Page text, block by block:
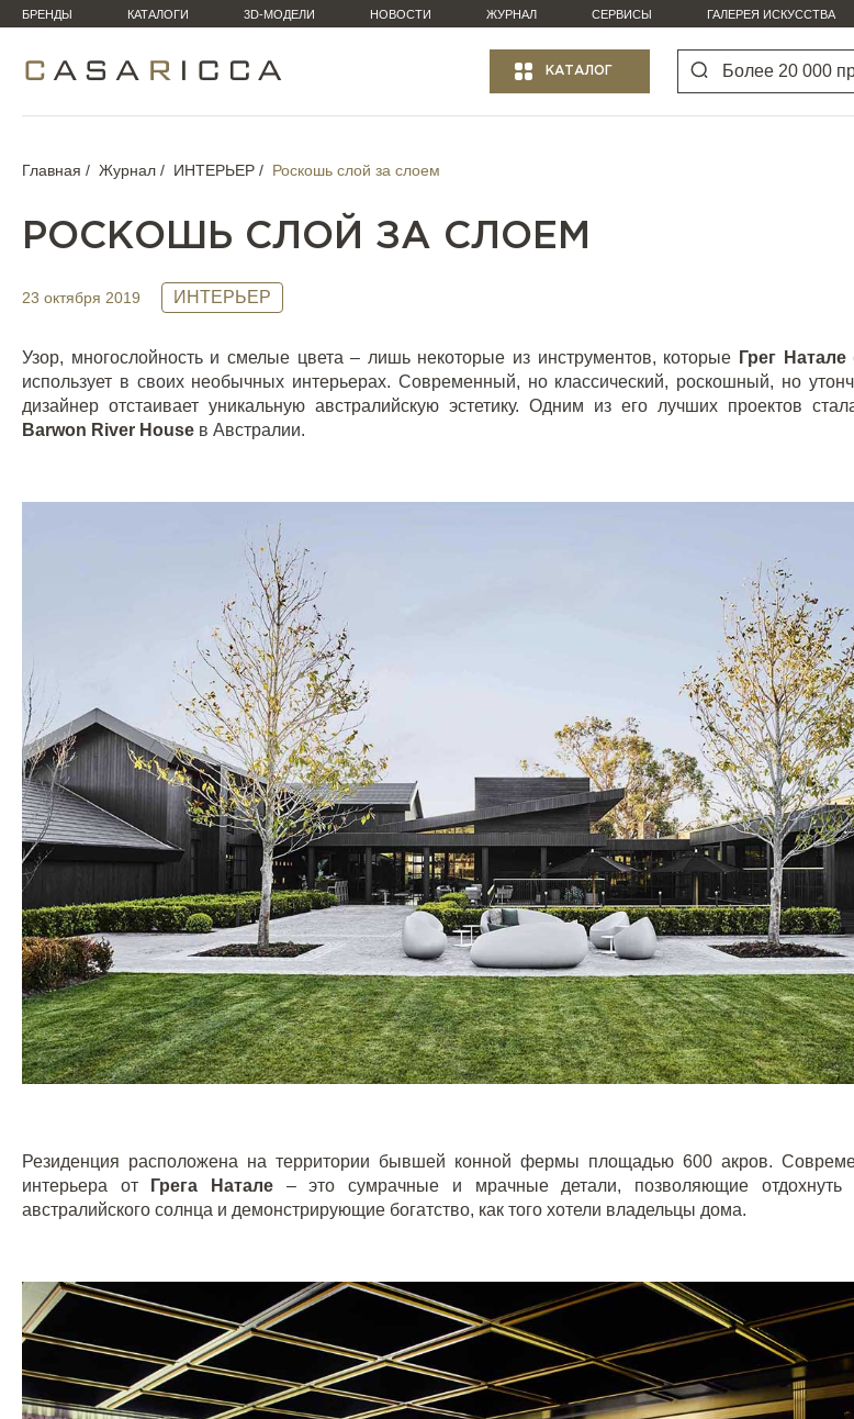
БРЕНДЫ КАТАЛОГИ 3D-МОДЕЛИ НОВОСТИ ЖУРНАЛ СЕРВИСЫ ГАЛЕРЕЯ ИСКУССТВА
КАТАЛОГ
Главная Журнал ИНТЕРЬЕР Роскошь слой за слоем
РОСКОШЬ СЛОЙ ЗА СЛОЕМ
23 октября 2019 ИНТЕРЬЕР
Узор, многослойность и смелые цвета – лишь некоторые из инструментов, которые Грег
использует в своих необычных интерьерах. Современный, но классический, роскошный, но
дизайнер отстаивает уникальную австралийскую эстетику. Одним из его лучших проектов
Barwon River House в Австралии.
Резиденция расположена на территории бывшей конной фермы площадью 600 акров.
интерьера от
Грега Натале – это сумрачные и мрачные детали, позволяющие отдохнуть
австралийского солнца и демонстрирующие богатство, как того хотели владельцы дома.